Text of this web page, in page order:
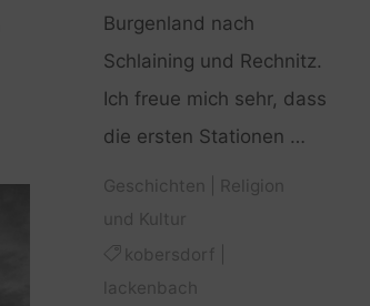
Burgenland nach
Schlaining und Rechnitz.
Ich freue mich sehr, dass
die ersten Stationen …
Geschichten
Religion
und Kultur
kobersdorf
lackenbach